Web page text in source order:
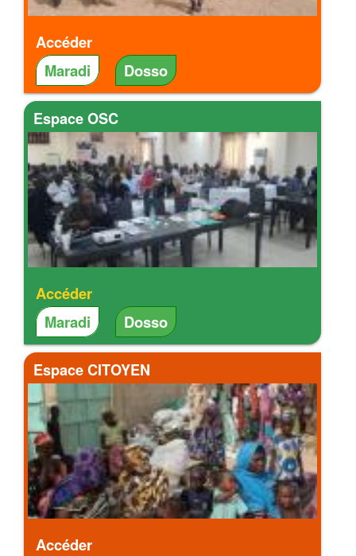
Accéder
Maradi
Dosso
Espace OSC
Accéder
Maradi
Dosso
Espace CITOYEN
Accéder